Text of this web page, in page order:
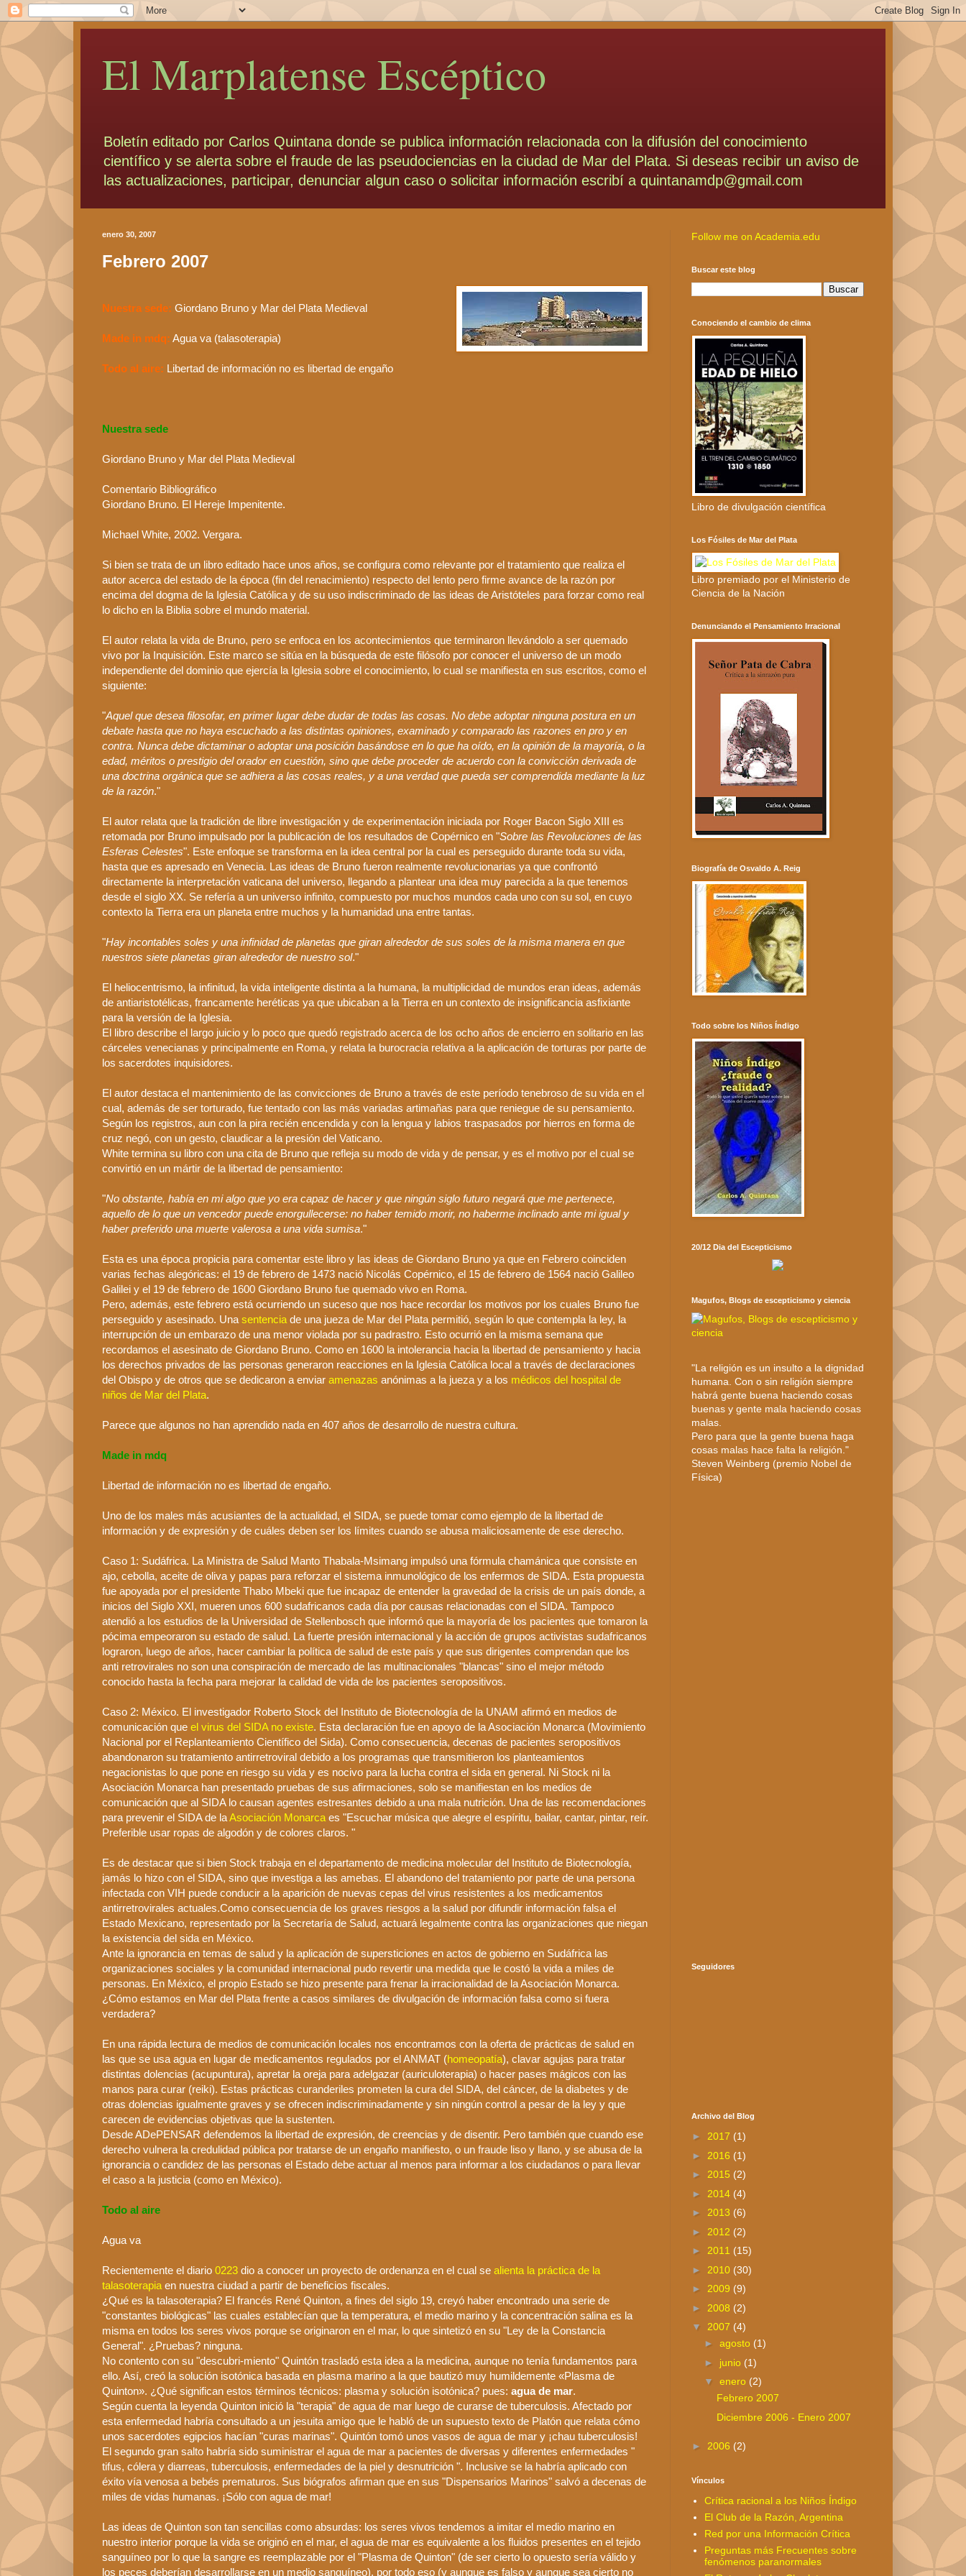
El Marplatense Escéptico
Boletín editado por Carlos Quintana donde se publica información relacionada con la difusión del conocimiento
científico y se alerta sobre el fraude de las pseudociencias en la ciudad de Mar del Plata. Si deseas recibir un aviso de
las actualizaciones, participar, denunciar algun caso o solicitar información escribí a quintanamdp@gmail.com
enero 30, 2007
Febrero 2007
Nuestra sede: Giordano Bruno y Mar del Plata Medieval
Made in mdq: Agua va (talasoterapia)
Todo al aire: Libertad de información no es libertad de engaño
Nuestra sede
Giordano Bruno y Mar del Plata Medieval
Comentario Bibliográfico
Giordano Bruno. El Hereje Impenitente.
Michael White, 2002. Vergara.
Si bien se trata de un libro editado hace unos años, se configura como relevante por el tratamiento que realiza el
autor acerca del estado de la época (fin del renacimiento) respecto del lento pero firme avance de la razón por
encima del dogma de la Iglesia Católica y de su uso indiscriminado de las ideas deAristóteles para forzar como real
lo dicho en la Biblia sobre el mundo material.
El autor relata la vida de Bruno, pero se enfoca en los acontecimientos que terminaron llevándolo a ser quemado
vivo por la Inquisición. Este marco se sitúa en la búsqueda de este filósofo por conocer el universo de un modo
independiente del dominio que ejercía la Iglesia sobre el conocimiento, lo cual se manifiesta en sus escritos, como el
siguiente:
"Aquel que desea filosofar, en primer lugar debe dudar de todas las cosas. No debe adoptar ninguna postura en un
debate hasta que no haya escuchado a las distintas opiniones, examinado y comparado las razones en pro y en
contra. Nunca debe dictaminar o adoptar una posición basándose en lo que ha oído, en la opinión de la mayoría, o la
edad, méritos o prestigio del orador en cuestión, sino que debe proceder de acuerdo con la convicción derivada de
una doctrina orgánica que se adhiera a las cosas reales, y a una verdad que pueda ser comprendida mediante la luz
de la razón."
El autor relata que la tradición de libre investigación y de experimentación iniciada por Roger Bacon Siglo XIII es
retomada por Bruno impulsado por la publicación de los resultados de Copérnico en "Sobre las Revoluciones de las
Esferas Celestes". Este enfoque se transforma en la idea central por la cual es perseguido durante toda su vida,
hasta que es apresado en Venecia. Las ideas de Bruno fueron realmente revolucionarias ya que confrontó
directamente la interpretación vaticana del universo, llegando a plantear una idea muy parecida a la que tenemos
desde el siglo XX. Se refería a un universo infinito, compuesto por muchos mundos cada uno con su sol, en cuyo
contexto la Tierra era un planeta entre muchos y la humanidad una entre tantas.
"Hay incontables soles y una infinidad de planetas que giran alrededor de sus soles de la misma manera en que
nuestros siete planetas giran alrededor de nuestro sol."
El heliocentrismo, la infinitud, la vida inteligente distinta a la humana, la multiplicidad de mundos eran ideas, además
de antiaristotélicas, francamente heréticas ya que ubicaban a la Tierra en un contexto de insignificancia asfixiante
para la versión de la Iglesia.
El libro describe el largo juicio y lo poco que quedó registrado acerca de los ocho años de encierro en solitario en las
cárceles venecianas y principalmente en Roma, y relata la burocracia relativa a la aplicación de torturas por parte de
los sacerdotes inquisidores.
El autor destaca el mantenimiento de las convicciones de Bruno a través de este período tenebroso de su vida en el
cual, además de ser torturado, fue tentado con las más variadas artimañas para que reniegue de su pensamiento.
Según los registros, aun con la pira recién encendida y con la lengua y labios traspasados por hierros en forma de
cruz negó, con un gesto, claudicar a la presión del Vaticano.
White termina su libro con una cita de Bruno que refleja su modo de vida y de pensar, y es el motivo por el cual se
convirtió en un mártir de la libertad de pensamiento:
"No obstante, había en mi algo que yo era capaz de hacer y que ningún siglo futuro negará que me pertenece,
aquello de lo que un vencedor puede enorgullecerse: no haber temido morir, no haberme inclinado ante mi igual y
haber preferido una muerte valerosa a una vida sumisa."
Esta es una época propicia para comentar este libro y las ideas de Giordano Bruno ya que en Febrero coinciden
varias fechas alegóricas: el 19 de febrero de 1473 nació Nicolás Copérnico, el 15 de febrero de 1564 nació Galileo
Galilei y el 19 de febrero de 1600 Giordano Bruno fue quemado vivo en Roma.
Pero, además, este febrero está ocurriendo un suceso que nos hace recordar los motivos por los cuales Bruno fue
perseguido y asesinado. Una sentencia de una jueza de Mar del Plata permitió, según lo que contempla la ley, la
interrupción de un embarazo de una menor violada por su padrastro. Esto ocurrió en la misma semana que
recordamos el asesinato de Giordano Bruno. Como en 1600 la intolerancia hacia la libertad de pensamiento y hacia
los derechos privados de las personas generaron reacciones en la Iglesia Católica local a través de declaraciones
del Obispo y de otros que se dedicaron a enviar amenazas anónimas a la jueza y a los médicos del hospital de
niños de Mar del Plata.
Parece que algunos no han aprendido nada en 407 años de desarrollo de nuestra cultura.
Made in mdq
Libertad de información no es libertad de engaño.
Uno de los males más acusiantes de la actualidad, el SIDA, se puede tomar como ejemplo de la libertad de
información y de expresión y de cuáles deben ser los límites cuando se abusa maliciosamente de ese derecho.
Caso 1: Sudáfrica. La Ministra de Salud Manto Thabala-Msimang impulsó una fórmula chamánica que consiste en
ajo, cebolla, aceite de oliva y papas para reforzar el sistema inmunológico de los enfermos de SIDA. Esta propuesta
fue apoyada por el presidente Thabo Mbeki que fue incapaz de entender la gravedad de la crisis de un país donde, a
inicios del Siglo XXI, mueren unos 600 sudafricanos cada día por causas relacionadas con el SIDA. Tampoco
atendió a los estudios de la Universidad de Stellenbosch que informó que la mayoría de los pacientes que tomaron la
pócima empeoraron su estado de salud. La fuerte presión internacional y la acción de grupos activistas sudafricanos
lograron, luego de años, hacer cambiar la política de salud de este país y que sus dirigentes comprendan que los
anti retrovirales no son una conspiración de mercado de las multinacionales "blancas" sino el mejor método
conocido hasta la fecha para mejorar la calidad de vida de los pacientes seropositivos.
Caso 2: México. El investigador Roberto Stock del Instituto de Biotecnología de la UNAM afirmó en medios de
comunicación que el virus del SIDA no existe. Esta declaración fue en apoyo de la Asociación Monarca (Movimiento
Nacional por el Replanteamiento Científico del Sida). Como consecuencia, decenas de pacientes seropositivos
abandonaron su tratamiento antirretroviral debido a los programas que transmitieron los planteamientos
negacionistas lo que pone en riesgo su vida y es nocivo para la lucha contra el sida en general. Ni Stock ni la
Asociación Monarca han presentado pruebas de sus afirmaciones, solo se manifiestan en los medios de
comunicación que al SIDA lo causan agentes estresantes debido a una mala nutrición. Una de las recomendaciones
para prevenir el SIDA de laAsociación Monarca es "Escuchar música que alegre el espíritu, bailar, cantar, pintar, reír.
Preferible usar ropas de algodón y de colores claros. "
Es de destacar que si bien Stock trabaja en el departamento de medicina molecular del Instituto de Biotecnología,
jamás lo hizo con el SIDA, sino que investiga a las amebas. El abandono del tratamiento por parte de una persona
infectada con VIH puede conducir a la aparición de nuevas cepas del virus resistentes a los medicamentos
antirretrovirales actuales.Como consecuencia de los graves riesgos a la salud por difundir información falsa el
Estado Mexicano, representado por la Secretaría de Salud, actuará legalmente contra las organizaciones que niegan
la existencia del sida en México.
Ante la ignorancia en temas de salud y la aplicación de supersticiones en actos de gobierno en Sudáfrica las
organizaciones sociales y la comunidad internacional pudo revertir una medida que le costó la vida a miles de
personas. En México, el propio Estado se hizo presente para frenar la irracionalidad de la Asociación Monarca.
¿Cómo estamos en Mar del Plata frente a casos similares de divulgación de información falsa como si fuera
verdadera?
En una rápida lectura de medios de comunicación locales nos encontramos con la oferta de prácticas de salud en
las que se usa agua en lugar de medicamentos regulados por elANMAT (homeopatía), clavar agujas para tratar
distintas dolencias (acupuntura), apretar la oreja para adelgazar (auriculoterapia) o hacer pases mágicos con las
manos para curar (reiki). Estas prácticas curanderiles prometen la cura del SIDA, del cáncer, de la diabetes y de
otras dolencias igualmente graves y se ofrecen indiscriminadamente y sin ningún control a pesar de la ley y que
carecen de evidencias objetivas que la sustenten.
DesdeADePENSAR defendemos la libertad de expresión, de creencias y de disentir. Pero también que cuando ese
derecho vulnera la credulidad pública por tratarse de un engaño manifiesto, o un fraude liso y llano, y se abusa de la
ignorancia o candidez de las personas el Estado debe actuar al menos para informar a los ciudadanos o para llevar
el caso a la justicia (como en México).
Todo al aire
Agua va
Recientemente el diario 0223 dio a conocer un proyecto de ordenanza en el cual se alienta la práctica de la
talasoterapia en nuestra ciudad a partir de beneficios fiscales.
¿Qué es la talasoterapia? El francés René Quinton, a fines del siglo 19, creyó haber encontrado una serie de
"constantes biológicas" las cuales establecían que la temperatura, el medio marino y la concentración salina es la
misma en todos los seres vivos porque se originaron en el mar, lo que sintetizó en su "Ley de la Constancia
General". ¿Pruebas? ninguna.
No contento con su "descubri-miento" Quintón trasladó esta idea a la medicina, aunque no tenía fundamentos para
ello. Así, creó la solución isotónica basada en plasma marino a la que bautizó muy humildemente «Plasma de
Quinton». ¿Qué significan estos términos técnicos: plasma y solución isotónica? pues: agua de mar.
Según cuenta la leyenda Quinton inició la "terapia" de agua de mar luego de curarse de tuberculosis. Afectado por
esta enfermedad habría consultado a un jesuita amigo que le habló de un supuesto texto de Platón que relata cómo
unos sacerdotes egipcios hacían "curas marinas". Quintón tomó unos vasos de agua de mar y ¡chau tuberculosis!
El segundo gran salto habría sido suministrar el agua de mar a pacientes de diversas y diferentes enfermedades "
tifus, cólera y diarreas, tuberculosis, enfermedades de la piel y desnutrición ". Inclusive se la habría aplicado con
éxito vía venosa a bebés prematuros. Sus biógrafos afirman que en sus "Dispensarios Marinos" salvó a decenas de
miles de vidas humanas. ¡Sólo con agua de mar!
Las ideas de Quinton son tan sencillas como absurdas: los seres vivos tendemos a imitar el medio marino en
nuestro interior porque la vida se originó en el mar, el agua de mar es equivalente a los fluidos presentes en el tejido
sanguíneo por lo que la sangre es reemplazable por el "Plasma de Quinton" (de ser cierto lo opuesto sería válido y
los peces deberían desarrollarse en un medio sanguíneo), por todo eso (y aunque es falso y aunque sea cierto no
Follow me on Academia.edu
Buscar este blog
Conociendo el cambio de clima
Libro de divulgación científica
Los Fósiles de Mar del Plata
Libro premiado por el Ministerio de
Ciencia de la Nación
Denunciando el Pensamiento Irracional
Biografía de Osvaldo A. Reig
Todo sobre los Niños Índigo
20/12 Dia del Escepticismo
Magufos, Blogs de escepticismo y ciencia
"La religión es un insulto a la dignidad
humana. Con o sin religión siempre
habrá gente buena haciendo cosas
buenas y gente mala haciendo cosas
malas.
Pero para que la gente buena haga
cosas malas hace falta la religión."
Steven Weinberg (premio Nobel de
Física)
Seguidores
Archivo del Blog
► 2017 (1)
► 2016 (1)
► 2015 (2)
► 2014 (4)
► 2013 (6)
► 2012 (2)
► 2011 (15)
► 2010 (30)
► 2009 (9)
► 2008 (2)
▼ 2007 (4)
► agosto (1)
► junio (1)
▼ enero (2)
Febrero 2007
Diciembre 2006 - Enero 2007
► 2006 (2)
Vínculos
Crítica racional a los Niños Índigo
El Club de la Razón, Argentina
Red por una Información Crítica
Preguntas más Frecuentes sobre
fenómenos paranormales